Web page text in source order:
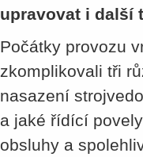
upravovat i další
Počátky provozu
zkomplikovali tři
nasazení
a jaké řídící
obsluhy a